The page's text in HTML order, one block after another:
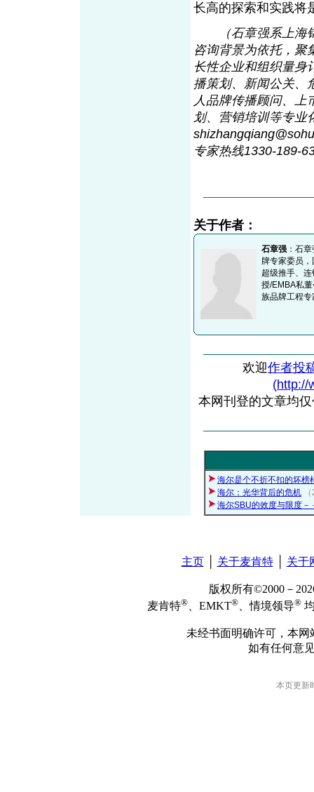
长高的探索和实践
（石章强系上
咨询背景为依托，聚
长性企业和组织量身
播策划、新闻公关、
人品牌传播顾问、上
划、营销培训等专业
shizhangqiang@sohu
专家热线1330-189-
关于作者：
石章强 ：石
牌专家委员
超级推手、
授/EMBA私
族品牌工程
欢迎作者投
(http://
本网刊登的文章均
海尔是个不折不扣的坏榜
海尔：光华背后的危机
海尔SBU的效度与限度－
主页│ 关于麦肯特│ 关于
版权所有©2000－
麦肯特® 、EMKT® 、情境领导®
未经书面明确许可，本
如有任何意
本页更新